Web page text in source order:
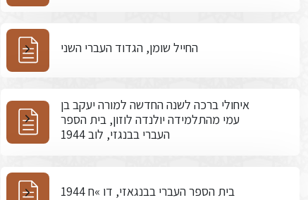
החייל שומן, הגדוד העברי השני
איחולי ברכה לשנה החדשה למורה יעקב בן
עמי מהתלמידה יולנדה לוזון, בית הספר
העברי בבנגזי, לוב 1944
בית הספר העברי בבנגאזי, דו »ח 1944